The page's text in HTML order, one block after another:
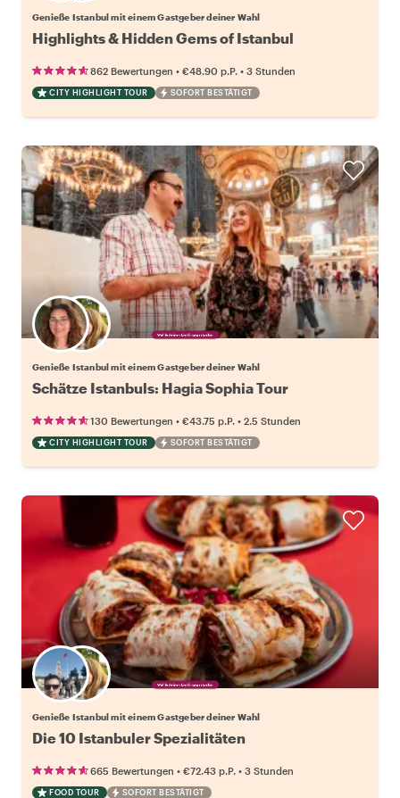
Genieße Istanbul mit einem Gastgeber deiner Wahl
Highlights & Hidden Gems of Istanbul
862 Bewertungen • €48.90 p.P. • 3 Stunden
CITY HIGHLIGHT TOUR SOFORT BESTÄTIGT
Wähle deinen Lieblingsgastgeber
Genieße Istanbul mit einem Gastgeber deiner Wahl
Schätze Istanbuls: Hagia Sophia Tour
130 Bewertungen • €43.75 p.P. • 2.5 Stunden
CITY HIGHLIGHT TOUR SOFORT BESTÄTIGT
Wähle deinen Lieblingsgastgeber
Genieße Istanbul mit einem Gastgeber deiner Wahl
Die 10 Istanbuler Spezialitäten
665 Bewertungen • €72.43 p.P. • 3 Stunden
FOOD TOUR SOFORT BESTÄTIGT